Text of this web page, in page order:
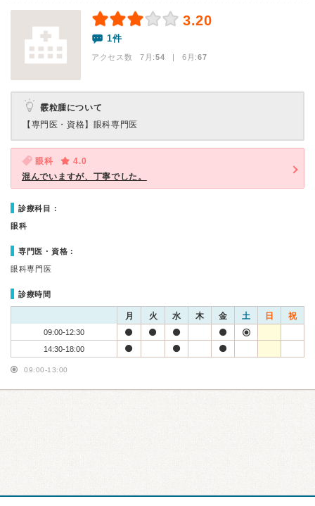
3.20
1件
アクセス数 7月:54 | 6月:67
霰粒腫について
【専門医・資格】 眼科専門医
眼科
4.0
混んでいますが、丁寧でした。
診療科目：
眼科
専門医・資格：
眼科専門医
診療時間
月 火 水 木 金 土 日 祝
09:00-12:30
14:30-18:00
09:00-13:00